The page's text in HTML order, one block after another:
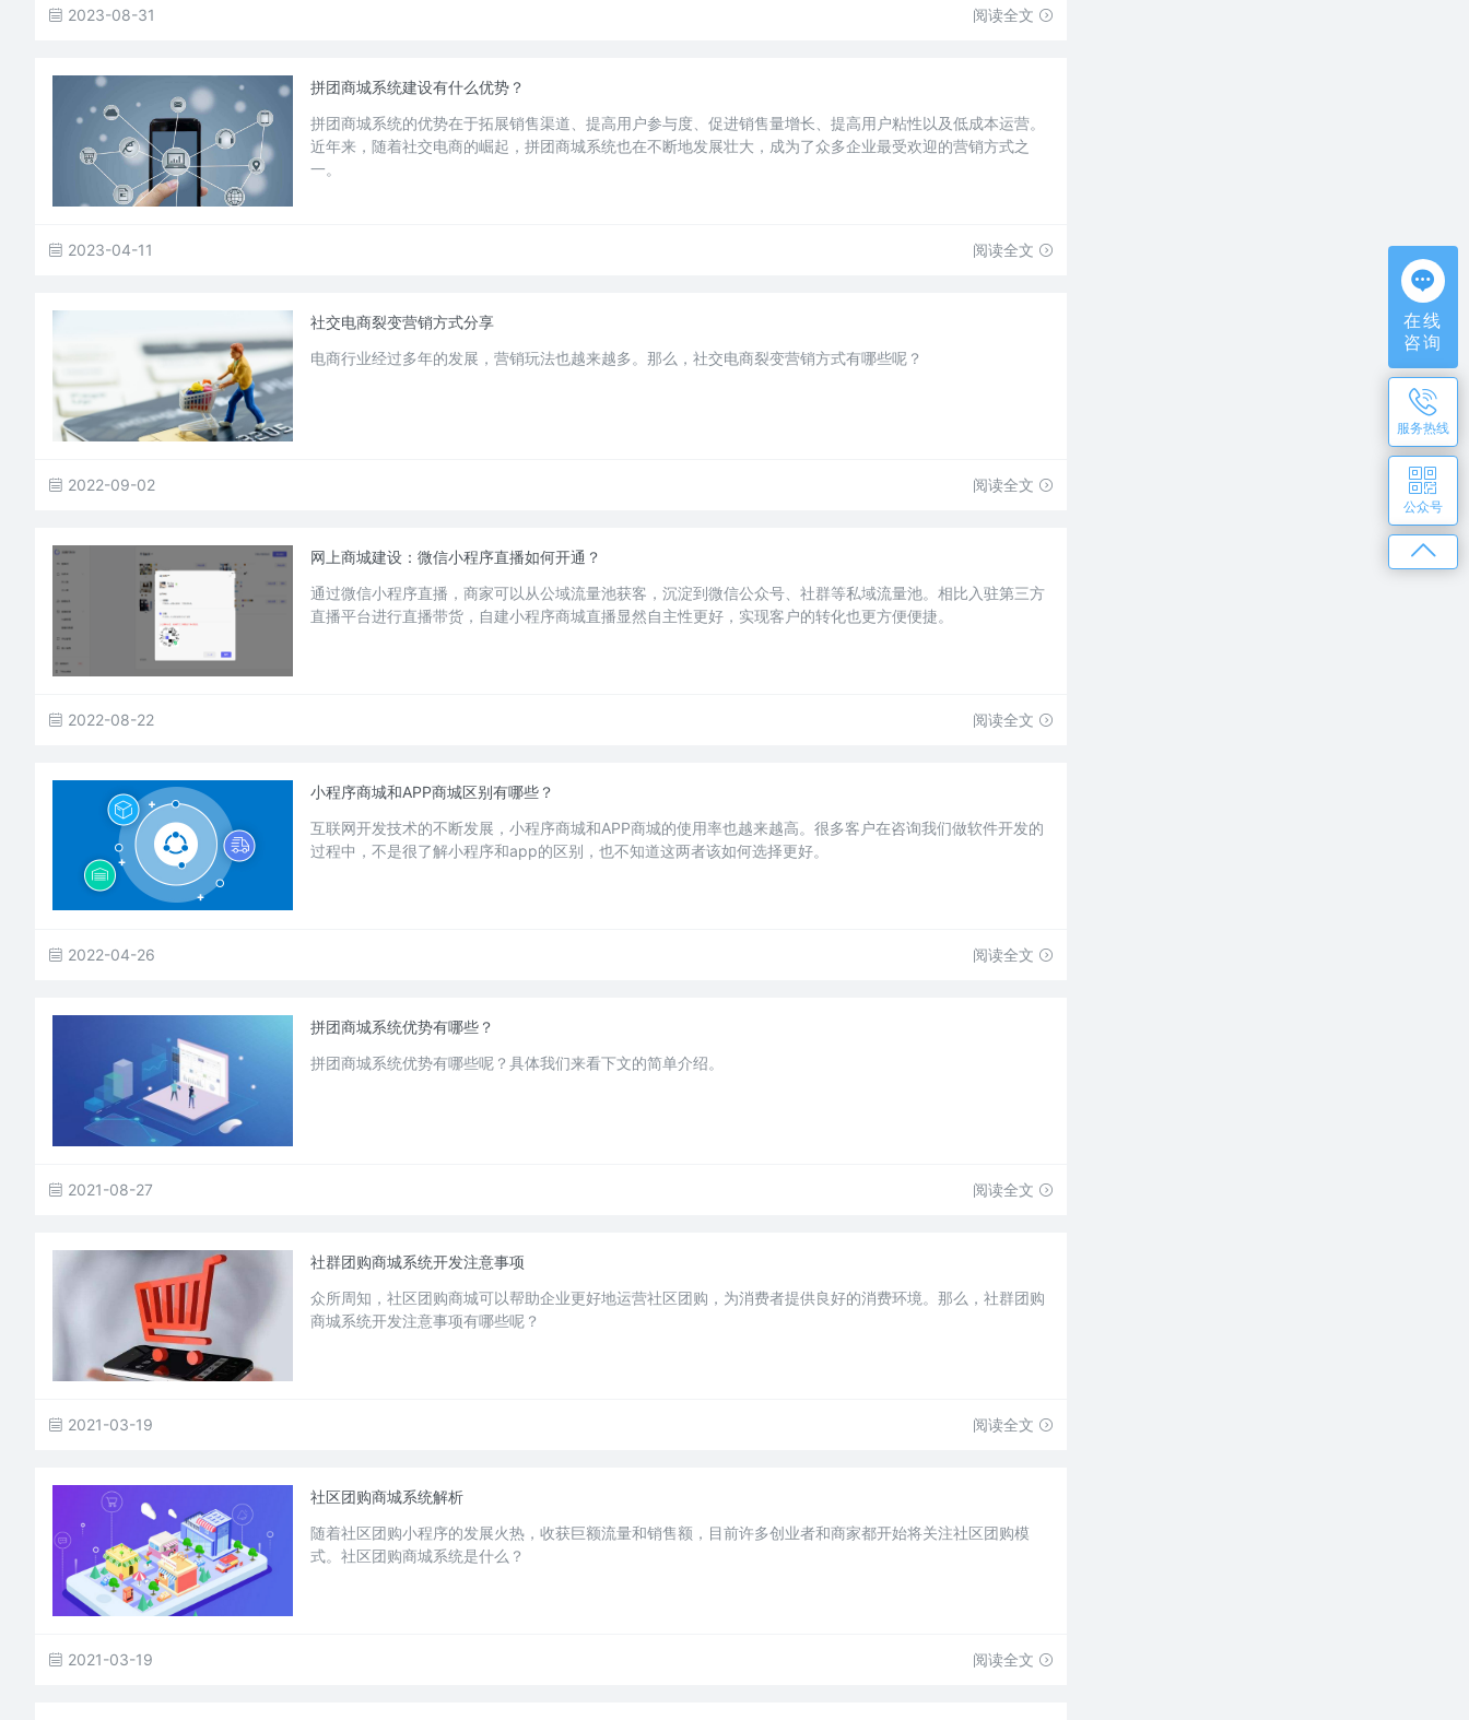
2023-08-31 阅读全文
拼团商城系统建设有什么优势？
拼团商城系统的优势在于拓展销售渠道、提高用户参与度、促进销售量增长、提高用户粘性以及低成本运营。
近年来，随着社交电商的崛起，拼团商城系统也在不断地发展壮大，成为了众多企业最受欢迎的营销方式之
一。
2023-04-11 阅读全文
社交电商裂变营销方式分享
电商行业经过多年的发展，营销玩法也越来越多。那么，社交电商裂变营销方式有哪些呢？
2022-09-02 阅读全文
网上商城建设：微信小程序直播如何开通？
通过微信小程序直播，商家可以从公域流量池获客，沉淀到微信公众号、社群等私域流量池。相比入驻第三方
直播平台进行直播带货，自建小程序商城直播显然自主性更好，实现客户的转化也更方便便捷。
2022-08-22 阅读全文
小程序商城和APP商城区别有哪些？
互联网开发技术的不断发展，小程序商城和APP商城的使用率也越来越高。很多客户在咨询我们做软件开发的
过程中，不是很了解小程序和app的区别，也不知道这两者该如何选择更好。
2022-04-26 阅读全文
拼团商城系统优势有哪些？
拼团商城系统优势有哪些呢？具体我们来看下文的简单介绍。
2021-08-27 阅读全文
社群团购商城系统开发注意事项
众所周知，社区团购商城可以帮助企业更好地运营社区团购，为消费者提供良好的消费环境。那么，社群团购
商城系统开发注意事项有哪些呢？
2021-03-19 阅读全文
社区团购商城系统解析
随着社区团购小程序的发展火热，收获巨额流量和销售额，目前许多创业者和商家都开始将关注社区团购模
式。社区团购商城系统是什么？
2021-03-19 阅读全文
在线
咨询
服务热线
公众号